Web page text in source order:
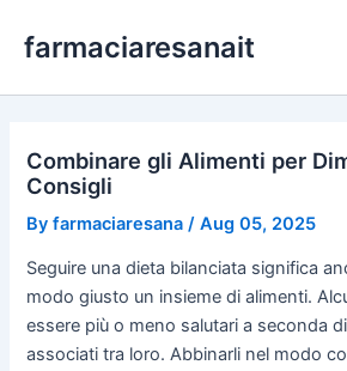
farmaciaresanait
Combinare gli Alimenti per
Consigli
Byfarmaciaresana /Aug 05, 2025
Seguire una dieta bilanciata significa
modo giusto un insieme di alimenti.
essere più o meno salutari a seconda
associati tra loro. Abbinarli nel modo